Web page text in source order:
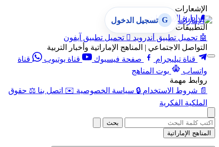
الإشعارات
🔔 إدارة الإشعارات
التطبيقات
🤖 تحميل تطبيق أندرويد  تحميل تطبيق آيفون
التواصل الاجتماعي | المناهج الإماراتية وأخبار التربية
قناة تيليجرام
صفحة فيسبوك قناة يوتيوب
قناة
واتساب
بوت المناهج
روابط مهمة
📄 شروط الاستخدام 🔒 سياسة الخصوصية ✉️ اتصل بنا ⚖️ حقوق
الملكية الفكرية
G تسجيل الدخول
بحث
المناهج الإماراتية